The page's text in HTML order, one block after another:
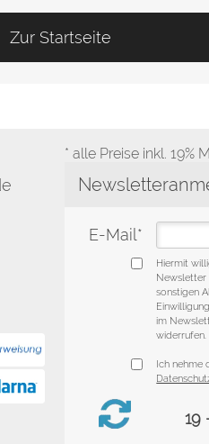
Zur Startseite
* alle Preise inkl. 19%